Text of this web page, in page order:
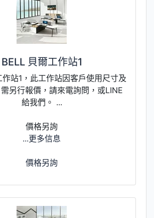
BELL 貝爾工作站1
作站1，此工作站因客戶使用尺寸及
另行報價，請來電詢問，或LINE
給我們。 ...
價格另詢
...更多信息
價格另詢